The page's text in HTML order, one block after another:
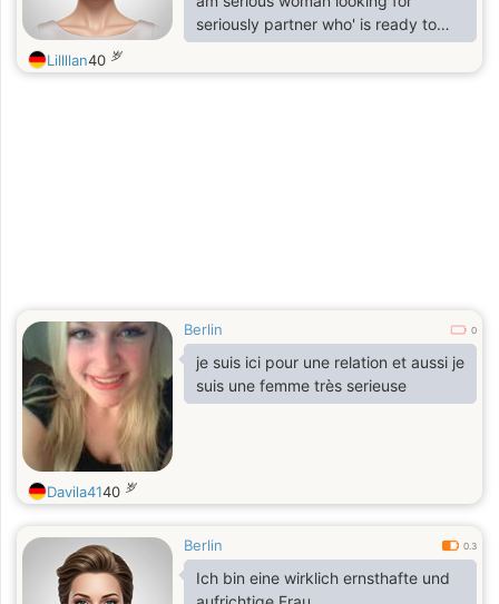
seriously partner who' is ready to
receive me Kindle please write me
quickly if you can receive me I am
Lillllan40 岁
Berlin 0
je suis ici pour une relation et aussi je
suis une femme très serieuse
Davila4140 岁
Berlin 0.3
Ich bin eine wirklich ernsthafte und